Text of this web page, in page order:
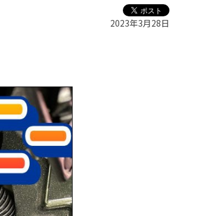
2023年3月28日